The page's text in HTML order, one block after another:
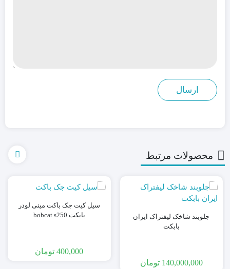
محصولات مرتبط
جلوبند شاخک لیفتراک ایران
بابکت
140,000,000 تومان
سیل کیت جک باکت مینی لودر
بابکت bobcat s250
400,000 تومان